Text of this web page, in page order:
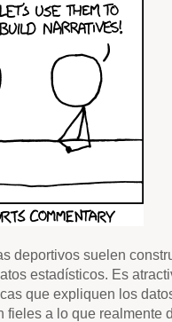
deportivos suelen
estadísticos. Es
que expliquen los
fieles a lo que realmente